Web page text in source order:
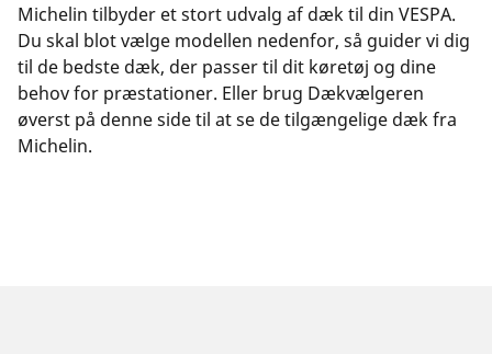
Michelin tilbyder et stort udvalg af dæk til din VESPA.
Du skal blot vælge modellen nedenfor, så guider vi dig
til de bedste dæk, der passer til dit køretøj og dine
behov for præstationer. Eller brug Dækvælgeren
øverst på denne side til at se de tilgængelige dæk fra
Michelin.